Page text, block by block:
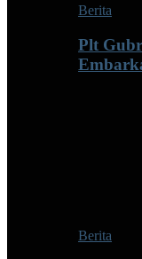
Berita
Plt
Berita